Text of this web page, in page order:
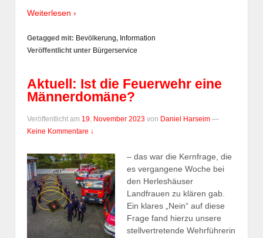
Weiterlesen ›
Getagged mit: Bevölkerung, Information
Veröffentlicht unter Bürgerservice
Aktuell: Ist die Feuerwehr eine
Männerdomäne?
Veröffentlicht am 19. November 2023 von Daniel Harseim —
Keine Kommentare ↓
– das war die Kernfrage, die
es vergangene Woche bei
den Herleshäuser
Landfrauen zu klären gab.
Ein klares „Nein“ auf diese
Frage fand hierzu unsere
stellvertretende Wehrführerin